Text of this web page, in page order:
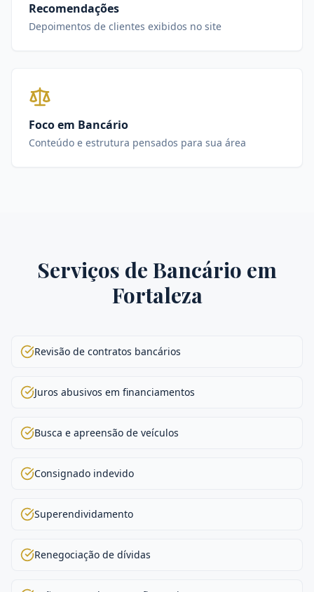
Recomendações
Depoimentos de clientes exibidos no site
Foco em Bancário
Conteúdo e estrutura pensados para sua área
Serviços de Bancário em
Fortaleza
Revisão de contratos bancários
Juros abusivos em financiamentos
Busca e apreensão de veículos
Consignado indevido
Superendividamento
Renegociação de dívidas